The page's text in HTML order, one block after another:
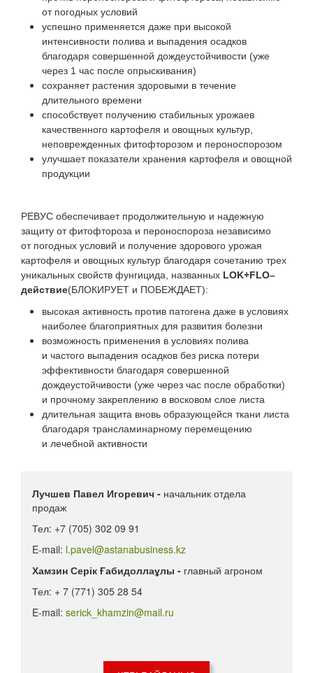
от погодных условий
успешно применяется даже при высокой
интенсивности полива и выпадения осадков
благодаря совершенной дождеустойчивости (уже
через 1 час после опрыскивания)
сохраняет растения здоровыми в течение
длительного времени
способствует получению стабильных урожаев
качественного картофеля и овощных культур,
неповрежденных фитофторозом и пероноспорозом
улучшает показатели хранения картофеля и овощной
продукции
РЕВУС обеспечивает продолжительную и надежную
защиту от фитофтороза и пероноспороза независимо
от погодных условий и получение здорового урожая
картофеля и овощных культур благодаря сочетанию трех
уникальных свойств фунгицида, названных LOK+FLO–
действие(БЛОКИРУЕТ и ПОБЕЖДАЕТ):
высокая активность против патогена даже в условиях
наиболее благоприятных для развития болезни
возможность применения в условиях полива
и частого выпадения осадков без риска потери
эффективности благодаря совершенной
дождеустойчивости (уже через час после обработки)
и прочному закреплению в восковом слое листа
длительная защита вновь образующейся ткани листа
благодаря трансламинарному перемещению
и лечебной активности
Лучшев Павел Игоревич - начальник отдела
продаж
Тел: +7 (705) 302 09 91
E-mail: l.pavel@astanabusiness.kz
Хамзин Серік Ғабидоллаұлы - главный агроном
Тел: + 7 (771) 305 28 54
E-mail: serick_khamzin@mail.ru